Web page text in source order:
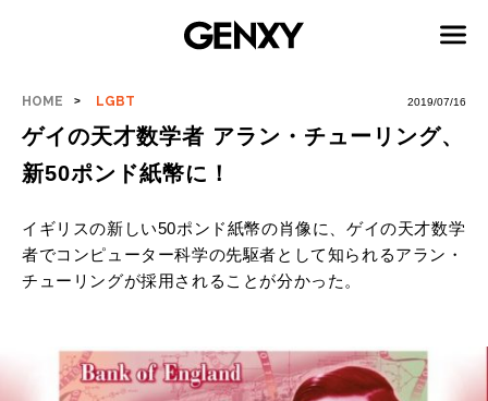
HOME LGBT 2019/07/16
ゲイの天才数学者 アラン・チューリング、
新50ポンド紙幣に！
イギリスの新しい50ポンド紙幣の肖像に、ゲイの天才数学
者でコンピューター科学の先駆者として知られるアラン・
チューリングが採用されることが分かった。